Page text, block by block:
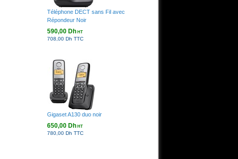
Téléphone DECT sans Fil avec
Répondeur Noir
590,00 DhHT
708,00 Dh TTC
Gigaset A130 duo noir
650,00 DhHT
780,00 Dh TTC